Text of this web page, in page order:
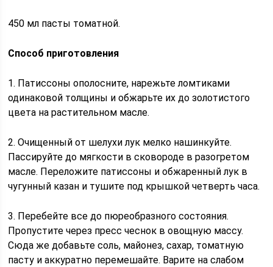
450 мл пасты томатной.
Способ приготовления
1. Патиссоны ополосните, нарежьте ломтиками
одинаковой толщины и обжарьте их до золотистого
цвета на растительном масле.
2. Очищенный от шелухи лук мелко нашинкуйте.
Пассируйте до мягкости в сковороде в разогретом
масле. Переложите патиссоны и обжаренный лук в
чугунный казан и тушите под крышкой четверть часа.
3. Перебейте все до пюреобразного состояния.
Пропустите через пресс чеснок в овощную массу.
Сюда же добавьте соль, майонез, сахар, томатную
пасту и аккуратно перемешайте. Варите на слабом